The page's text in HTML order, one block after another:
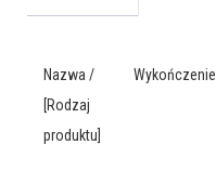
Nazwa /
[Rodzaj
produktu]
Wykończenie